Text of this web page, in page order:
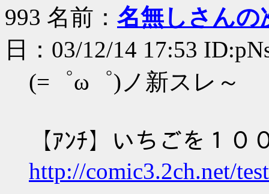
993 名前： 名無しさんの
日：03/12/14 17:53
(=゜ω゜)ノ新スレ～
【ｱﾝﾁ】いちごを１
http://comic3.2ch.net/